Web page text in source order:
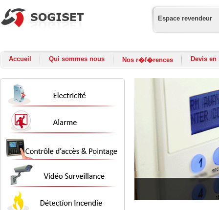
Espace revendeur
Accueil Qui sommes nous Nos r�f�rences Devis